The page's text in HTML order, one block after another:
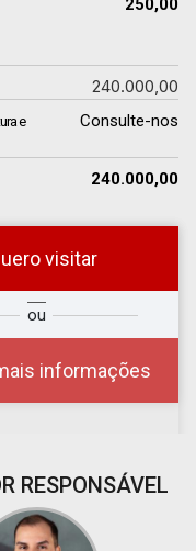
250,00
240.000,00
e
Consulte-nos
240.000,00
visitar
ou
informações
o melhor dia e
para você?
07
Aug/Fri
RESPONSÁVEL